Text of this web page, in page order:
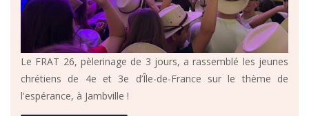
Le FRAT 26, pèlerinage de 3 jours, a rassemblé les jeunes
chrétiens de 4e et 3e d’Île-de-France sur le thème de
l'espérance, à Jambville !